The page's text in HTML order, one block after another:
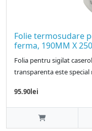
Folie termosudare
ferma, 190MM X
Folia pentru sigilat
transparenta este
95.90lei